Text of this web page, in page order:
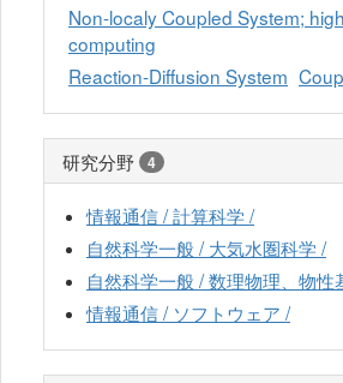
Non-localy Coupled System;
computing
Reaction-Diffusion System
研究分野 4
情報通信 / 計算科学 /
自然科学一般 / 大気水圏科学 /
自然科学一般 / 数理物理、物性
情報通信 / ソフトウェア /